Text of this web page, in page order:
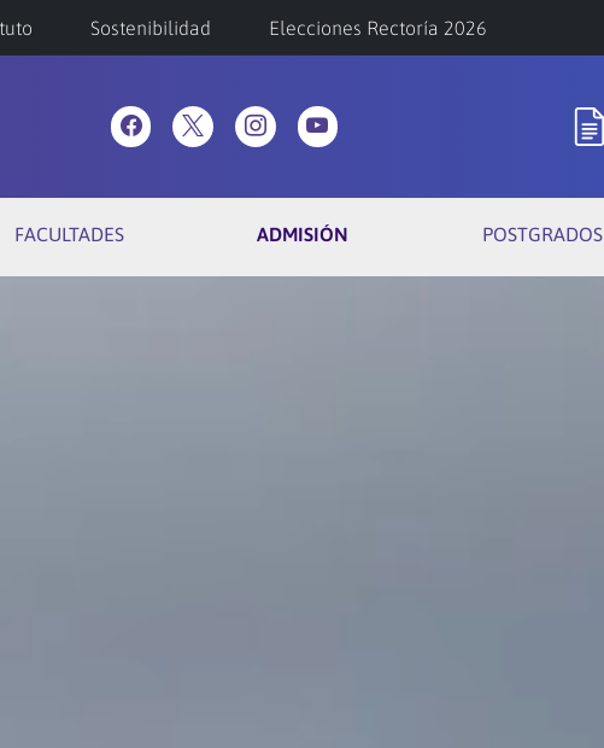
Sostenibilidad Elecciones Rectoría 2026
FACULTADES ADMISIÓN POSTGRADOS